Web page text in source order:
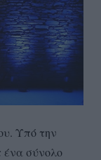
Υπό την
ένα σύνολο